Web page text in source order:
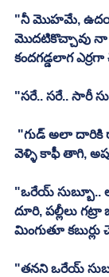
"నీ మొహమే,
మొదటికొచ్చావు నా
కందగడ్డలాగ
"సరే.. సరే.. సారీ
వెళ్ళి కాఫీ తాగి,
"ఒరేయ్ సుబ్బూ..
దూరి, పల్లీలు
మింగుతూ
"తనని ఒరేయ్